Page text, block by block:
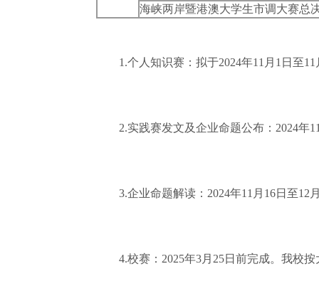
海峡两岸暨港澳大学生市调大赛总
1.个人知识赛：拟于2024年11月1日至11
2.实践赛发文及企业命题公布：2024年
3.企业命题解读：2024年11月16日至12
4.校赛：2025年3月25日前完成。我校按